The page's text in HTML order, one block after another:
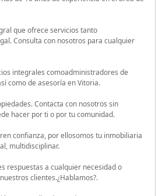
que ofrece servicios tanto
Consulta con nosotros para cualquier
integrales comoadministradores de
como de asesoría en Vitoria.
Contacta con nosotros sin
hacer por ti o por tu comunidad.
confianza, por ellosomos tu inmobiliaria
multidisciplinar.
respuestas a cualquier necesidad o
clientes.¿Hablamos?.